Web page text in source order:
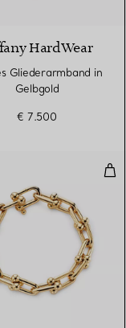
HardWear
Gliederarmband in
Gelbgold
€ 7.500
mittelgroßen